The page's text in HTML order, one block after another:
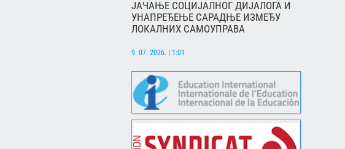
ЈАЧАЊЕ СОЦИЈАЛНОГ ДИЈАЛОГА И
УНАПРЕЂЕЊЕ САРАДЊЕ ИЗМЕЂУ
ЛОКАЛНИХ САМОУПРАВА
9. 07. 2026. | 1:01